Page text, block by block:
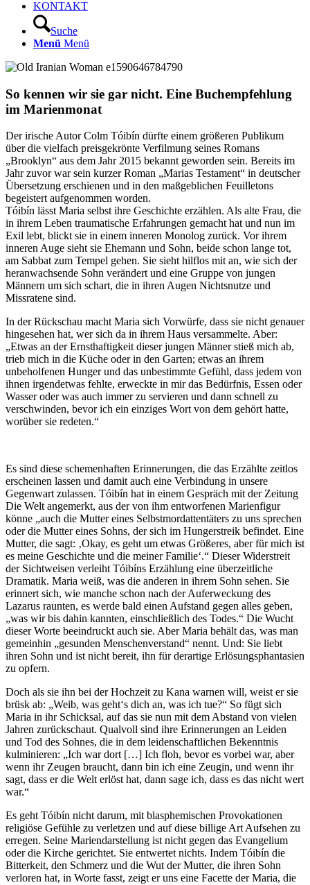
KONTAKT
Suche
Menü Menü
So kennen wir sie gar nicht. Eine Buchempfehlung
im Marienmonat
Der irische Autor Colm Tóibín dürfte einem größeren Publikum
über die vielfach preisgekrönte Verfilmung seines Romans
„Brooklyn“ aus dem Jahr 2015 bekannt geworden sein. Bereits im
Jahr zuvor war sein kurzer Roman „Marias Testament“ in deutscher
Übersetzung erschienen und in den maßgeblichen Feuilletons
begeistert aufgenommen worden.
Tóibín lässt Maria selbst ihre Geschichte erzählen. Als alte Frau, die
in ihrem Leben traumatische Erfahrungen gemacht hat und nun im
Exil lebt, blickt sie in einem inneren Monolog zurück. Vor ihrem
inneren Auge sieht sie Ehemann und Sohn, beide schon lange tot,
am Sabbat zum Tempel gehen. Sie sieht hilflos mit an, wie sich der
heranwachsende Sohn verändert und eine Gruppe von jungen
Männern um sich schart, die in ihren Augen Nichtsnutze und
Missratene sind.
In der Rückschau macht Maria sich Vorwürfe, dass sie nicht genauer
hingesehen hat, wer sich da in ihrem Haus versammelte. Aber:
„Etwas an der Ernsthaftigkeit dieser jungen Männer stieß mich ab,
trieb mich in die Küche oder in den Garten; etwas an ihrem
unbeholfenen Hunger und das unbestimmte Gefühl, dass jedem von
ihnen irgendetwas fehlte, erweckte in mir das Bedürfnis, Essen oder
Wasser oder was auch immer zu servieren und dann schnell zu
verschwinden, bevor ich ein einziges Wort von dem gehört hatte,
worüber sie redeten.“
Es sind diese schemenhaften Erinnerungen, die das Erzählte zeitlos
erscheinen lassen und damit auch eine Verbindung in unsere
Gegenwart zulassen. Tóibín hat in einem Gespräch mit der Zeitung
Die Welt angemerkt, aus der von ihm entworfenen Marienfigur
könne „auch die Mutter eines Selbstmordattentäters zu uns sprechen
oder die Mutter eines Sohns, der sich im Hungerstreik befindet. Eine
Mutter, die sagt: ‚Okay, es geht um etwas Größeres, aber für mich ist
es meine Geschichte und die meiner Familie‘.“ Dieser Widerstreit
der Sichtweisen verleiht Tóibíns Erzählung eine überzeitliche
Dramatik. Maria weiß, was die anderen in ihrem Sohn sehen. Sie
erinnert sich, wie manche schon nach der Auferweckung des
Lazarus raunten, es werde bald einen Aufstand gegen alles geben,
„was wir bis dahin kannten, einschließlich des Todes.“ Die Wucht
dieser Worte beeindruckt auch sie. Aber Maria behält das, was man
gemeinhin „gesunden Menschenverstand“ nennt. Und: Sie liebt
ihren Sohn und ist nicht bereit, ihn für derartige Erlösungsphantasien
zu opfern.
Doch als sie ihn bei der Hochzeit zu Kana warnen will, weist er sie
brüsk ab: „Weib, was geht‘s dich an, was ich tue?“ So fügt sich
Maria in ihr Schicksal, auf das sie nun mit dem Abstand von vielen
Jahren zurückschaut. Qualvoll sind ihre Erinnerungen an Leiden
und Tod des Sohnes, die in dem leidenschaftlichen Bekenntnis
kulminieren: „Ich war dort […] Ich floh, bevor es vorbei war, aber
wenn ihr Zeugen braucht, dann bin ich eine Zeugin, und wenn ihr
sagt, dass er die Welt erlöst hat, dann sage ich, dass es das nicht wert
war.“
Es geht Tóibín nicht darum, mit blasphemischen Provokationen
religiöse Gefühle zu verletzen und auf diese billige Art Aufsehen zu
erregen. Seine Mariendarstellung ist nicht gegen das Evangelium
oder die Kirche gerichtet. Sie entwertet nichts. Indem Tóibín die
Bitterkeit, den Schmerz und die Wut der Mutter, die ihren Sohn
verloren hat, in Worte fasst, zeigt er uns eine Facette der Maria, die